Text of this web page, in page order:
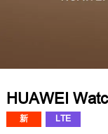
HUAWEI
新 LTE